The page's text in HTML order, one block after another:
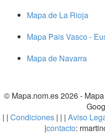
Mapa de La Rioja
Mapa Pais Vasco -
Mapa de Navarra
© Mapa.nom.es 2026 -
| | Condiciones| | | Aviso
|contacto: